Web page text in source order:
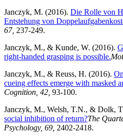
Janczyk, M. (2016). Die Rolle von
Entstehung von
67, 237-249.
Janczyk, M., & Kunde, W. (2016).
right-handed grasping is possible.
Janczyk, M., & Reuss, H. (2016).
cueing effects emerge with masked
Cognition, 42, 93-100.
Janczyk, M., Welsh, T.N., & Dolk,
social inhibition of return?The
Psychology, 69, 2402-2418.